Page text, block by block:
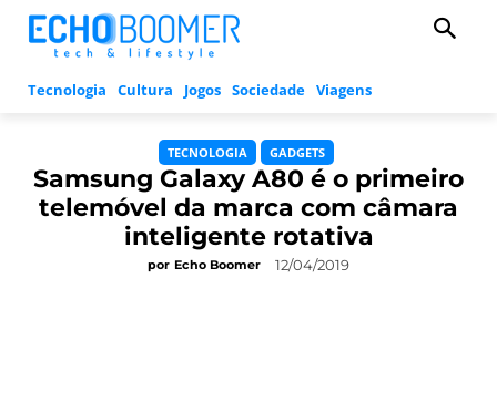
Tecnologia Cultura Jogos Sociedade Viagens
TECNOLOGIA GADGETS
Samsung Galaxy A80 é o primeiro
telemóvel da marca com câmara
inteligente rotativa
por Echo Boomer 12/04/2019